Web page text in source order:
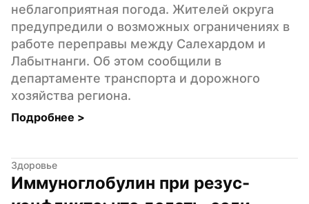
неблагоприятная погода. Жителей округа
предупредили о возможных ограничениях в
работе переправы между Салехардом и
Лабытнанги. Об этом сообщили в
департаменте транспорта и дорожного
хозяйства региона.
Подробнее >
Здоровье
Иммуноглобулин при резус-